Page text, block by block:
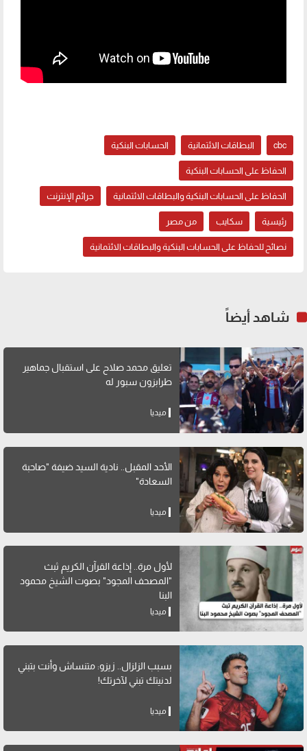
cbc البطاقات الائتمانية الحسابات البنكية
الحفاظ على الحسابات البنكية
الحفاظ على الحسابات البنكية والبطاقات الائتمانية جرائم الإنترنت
رئيسية سكايب من مصر
نصائح للحفاظ على الحسابات البنكية والبطاقات الائتمانية
شاهد أيضاً
تعليق محمد صلاح على استقبال جماهير
طرابزون سبور له
ميديا
الأحد المقبل.. نادية السيد ضيفة "صاحبة
السعادة"
ميديا
لأول مرة.. إذاعة القرآن الكريم ثبث
"المصحف المجود" بصوت الشيخ محمود
البنا
ميديا
بسبب الزلزال.. زيزو: متنساش وأنت بتبني
لدنيتك تبني لآخرتك!
ميديا